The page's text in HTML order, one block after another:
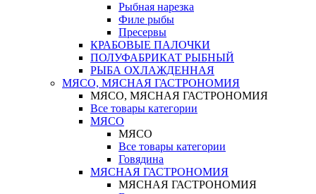
Рыбная нарезка
Филе рыбы
Пресервы
КРАБОВЫЕ ПАЛОЧКИ
ПОЛУФАБРИКАТ РЫБНЫЙ
РЫБА ОХЛАЖДЕННАЯ
МЯСО, МЯСНАЯ ГАСТРОНОМИЯ
МЯСО, МЯСНАЯ ГАСТРОНОМИЯ
Все товары категории
МЯСО
МЯСО
Все товары категории
Говядина
МЯСНАЯ ГАСТРОНОМИЯ
МЯСНАЯ ГАСТРОНОМИЯ